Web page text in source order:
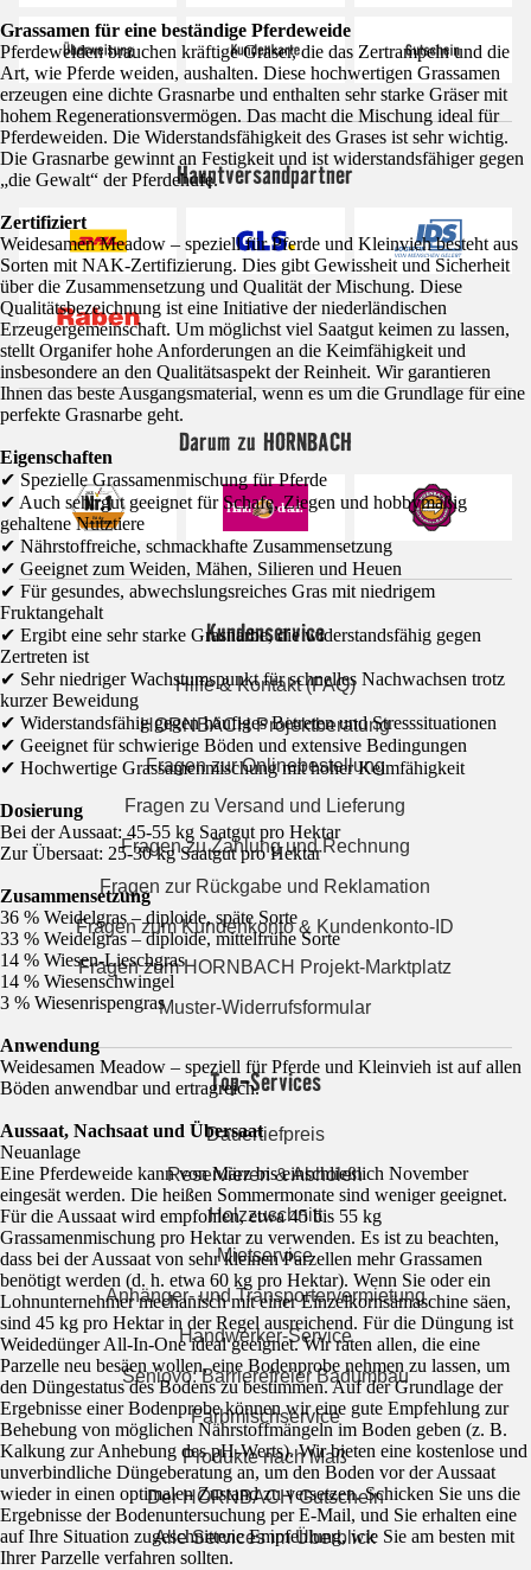
Grassamen für eine beständige Pferdeweide
Pferdeweiden brauchen kräftige Gräser, die das Zertrampeln und die
Art, wie Pferde weiden, aushalten. Diese hochwertigen Grassamen
erzeugen eine dichte Grasnarbe und enthalten sehr starke Gräser mit
hohem Regenerationsvermögen. Das macht die Mischung ideal für
Pferdeweiden. Die Widerstandsfähigkeit des Grases ist sehr wichtig.
Die Grasnarbe gewinnt an Festigkeit und ist widerstandsfähiger gegen
„die Gewalt“ der Pferdehufe.
Zertifiziert
Weidesamen Meadow – speziell für Pferde und Kleinvieh besteht aus
Sorten mit NAK-Zertifizierung. Dies gibt Gewissheit und Sicherheit
über die Zusammensetzung und Qualität der Mischung. Diese
Qualitätsbezeichnung ist eine Initiative der niederländischen
Erzeugergemeinschaft. Um möglichst viel Saatgut keimen zu lassen,
stellt Organifer hohe Anforderungen an die Keimfähigkeit und
insbesondere an den Qualitätsaspekt der Reinheit. Wir garantieren
Ihnen das beste Ausgangsmaterial, wenn es um die Grundlage für eine
perfekte Grasnarbe geht.
Eigenschaften
✔ Spezielle Grassamenmischung für Pferde
✔ Auch sehr gut geeignet für Schafe, Ziegen und hobbymäßig
gehaltene Nutztiere
✔ Nährstoffreiche, schmackhafte Zusammensetzung
✔ Geeignet zum Weiden, Mähen, Silieren und Heuen
✔ Für gesundes, abwechslungsreiches Gras mit niedrigem
Fruktangehalt
✔ Ergibt eine sehr starke Grasnarbe, die widerstandsfähig gegen
Zertreten ist
✔ Sehr niedriger Wachstumspunkt für schnelles Nachwachsen trotz
kurzer Beweidung
✔ Widerstandsfähig gegen häufiges Betreten und Stresssituationen
✔ Geeignet für schwierige Böden und extensive Bedingungen
✔ Hochwertige Grassamenmischung mit hoher Keimfähigkeit
Dosierung
Bei der Aussaat: 45-55 kg Saatgut pro Hektar
Zur Übersaat: 25-30 kg Saatgut pro Hektar
Zusammensetzung
36 % Weidelgras – diploide, späte Sorte
33 % Weidelgras – diploide, mittelfrühe Sorte
14 % Wiesen-Lieschgras
14 % Wiesenschwingel
3 % Wiesenrispengras
Anwendung
Weidesamen Meadow – speziell für Pferde und Kleinvieh ist auf allen
Böden anwendbar und ertragreich.
Aussaat, Nachsaat und Übersaat
Neuanlage
Eine Pferdeweide kann von März bis einschließlich November
eingesät werden. Die heißen Sommermonate sind weniger geeignet.
Für die Aussaat wird empfohlen, etwa 45 bis 55 kg
Grassamenmischung pro Hektar zu verwenden. Es ist zu beachten,
dass bei der Aussaat von sehr kleinen Parzellen mehr Grassamen
benötigt werden (d. h. etwa 60 kg pro Hektar). Wenn Sie oder ein
Lohnunternehmer mechanisch mit einer Einzelkornsämaschine säen,
sind 45 kg pro Hektar in der Regel ausreichend. Für die Düngung ist
Weidedünger All-In-One ideal geeignet. Wir raten allen, die eine
Parzelle neu besäen wollen, eine Bodenprobe nehmen zu lassen, um
den Düngestatus des Bodens zu bestimmen. Auf der Grundlage der
Ergebnisse einer Bodenprobe können wir eine gute Empfehlung zur
Behebung von möglichen Nährstoffmängeln im Boden geben (z. B.
Kalkung zur Anhebung des pH-Werts). Wir bieten eine kostenlose und
unverbindliche Düngeberatung an, um den Boden vor der Aussaat
wieder in einen optimalen Zustand zu versetzen. Schicken Sie uns die
Ergebnisse der Bodenuntersuchung per E-Mail, und Sie erhalten eine
auf Ihre Situation zugeschnittene Empfehlung, wie Sie am besten mit
Ihrer Parzelle verfahren sollten.
Hauptversandpartner
Darum zu HORNBACH
Kundenservice
Hilfe & Kontakt (FAQ)
HORNBACH Projektberatung
Fragen zur Onlinebestellung
Fragen zu Versand und Lieferung
Fragen zu Zahlung und Rechnung
Fragen zur Rückgabe und Reklamation
Fragen zum Kundenkonto & Kundenkonto-ID
Fragen zum HORNBACH Projekt-Marktplatz
Muster-Widerrufsformular
Top-Services
Dauertiefpreis
Reservieren & Abholen
Holzzuschnitt
Mietservice
Anhänger- und Transportervermietung
Handwerker-Service
Seniovo: Barrierefreier Badumbau
Farbmischservice
Produkte nach Maß
Der HORNBACH Gutschein
Alle Services im Überblick